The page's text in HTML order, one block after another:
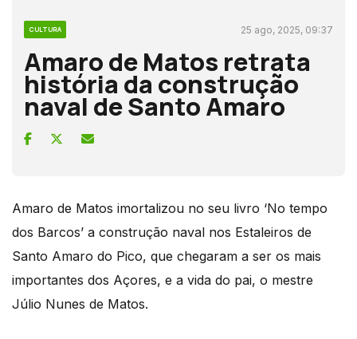
CULTURA 25 ago, 2025, 09:37
Amaro de Matos retrata
história da construção
naval de Santo Amaro
Amaro de Matos imortalizou no seu livro ‘No tempo
dos Barcos’ a construção naval nos Estaleiros de
Santo Amaro do Pico, que chegaram a ser os mais
importantes dos Açores, e a vida do pai, o mestre
Júlio Nunes de Matos.